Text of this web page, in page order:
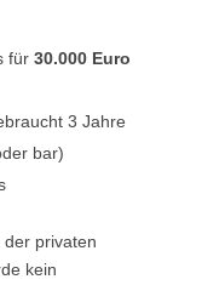
für 30.000 Euro
3 Jahre
bar)
privaten
kein